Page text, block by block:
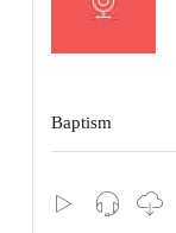
Baptism